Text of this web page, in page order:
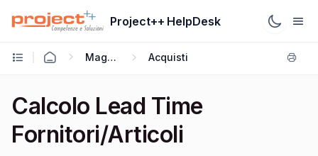
Project++ HelpDesk
Mago4 Acquisti
Calcolo Lead Time
Fornitori/Articoli